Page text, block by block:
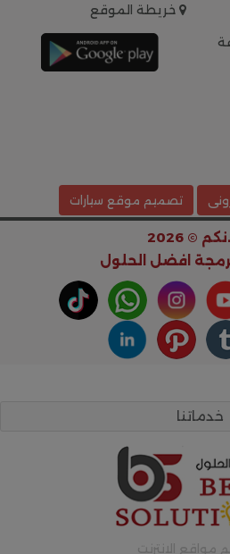
خريطة الموقع
تصميم موقع سيارات
© 2026
افضل الحلول
خدماتنا
مواقع الانترنت